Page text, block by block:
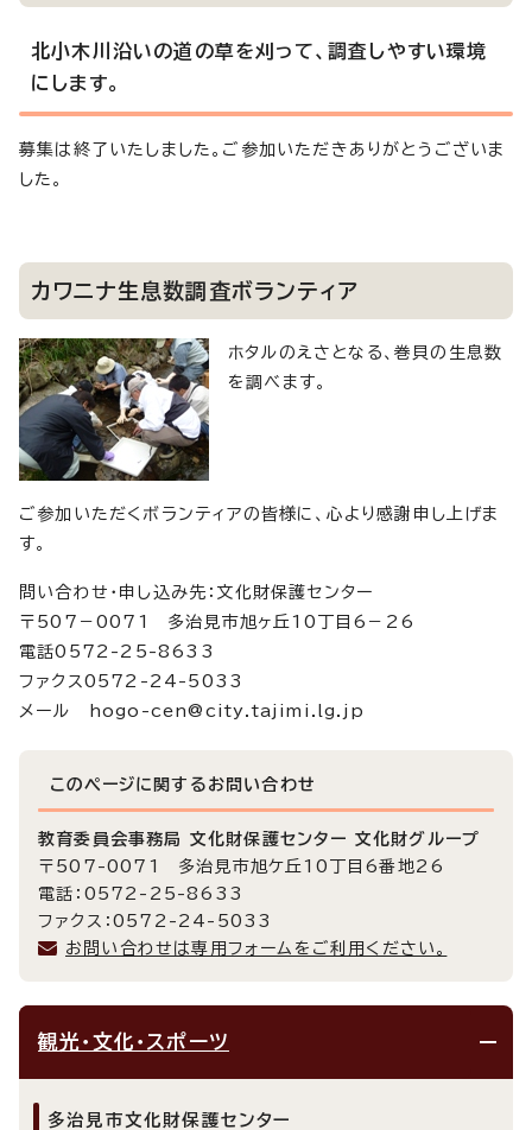
北小木川沿いの道の草を刈って、調査しやすい環境
にします。
募集は終了いたしました。ご参加いただきありがとうございま
した。
カワニナ生息数調査ボランティア
ホタルのえさとなる、巻貝の生息数
を調べます。
ご参加いただくボランティアの皆様に、心より感謝申し上げま
す。
問い合わせ・申し込み先：文化財保護センター
〒507－0071 多治見市旭ヶ丘10丁目6－26
電話0572-25-8633
ファクス0572-24-5033
メール hogo-cen@city.tajimi.lg.jp
このページに関する お問い合わせ
教育委員会事務局 文化財保護センター 文化財グループ
〒507-0071 多治見市旭ケ丘10丁目6番地26
電話：0572-25-8633
ファクス：0572-24-5033
お問い合わせは専用フォームをご利用ください。
観光・文化・スポーツ
多治見市文化財保護センター